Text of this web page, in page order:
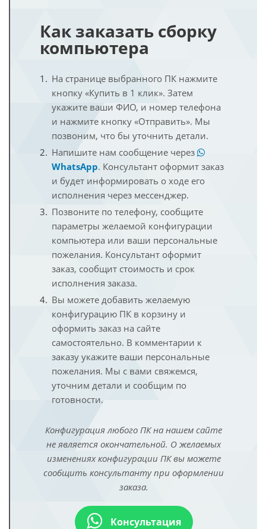
Как заказать сборку
компьютера
На странице выбранного ПК нажмите
кнопку «Купить в 1 клик». Затем
укажите ваши ФИО, и номер телефона
и нажмите кнопку «Отправить». Мы
позвоним, что бы уточнить детали.
Напишите нам сообщение через
WhatsApp. Консультант оформит заказ
и будет информировать о ходе его
исполнения через мессенджер.
Позвоните по телефону, сообщите
параметры желаемой конфигурации
компьютера или ваши персональные
пожелания. Консультант оформит
заказ, сообщит стоимость и срок
исполнения заказа.
Вы можете добавить желаемую
конфигурацию ПК в корзину и
оформить заказ на сайте
самостоятельно. В комментарии к
заказу укажите ваши персональные
пожелания. Мы с вами свяжемся,
уточним детали и сообщим по
готовности.
Конфигурация любого ПК на нашем сайте
не является окончательной. О желаемых
изменениях конфигурации ПК вы можете
сообщить консультанту при оформлении
заказа.
Консультация